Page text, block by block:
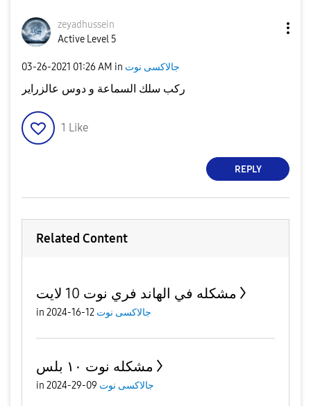
zeyadhussein
Active Level 5
‎03-26-2021 01:26 AM in جالاكسى نوت
ركب سلك السماعة و دوس عالزراير
1 Like
REPLY
Related Content
مشكله في الهاند فري نوت 10 لايت
in جالاكسى نوت 12-16-2024
مشكله نوت ١٠ بلس
in جالاكسى نوت 09-29-2024